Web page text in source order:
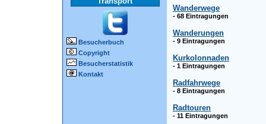
Besucherbuch
Copyright
Besucherstatistik
Kontakt
Wanderwege
- 68 Eintragungen
Wanderungen
- 9 Eintragungen
Kurkolonnaden
- 1 Eintragungen
Radfahrwege
- 8 Eintragungen
Radtouren
- 11 Eintragungen